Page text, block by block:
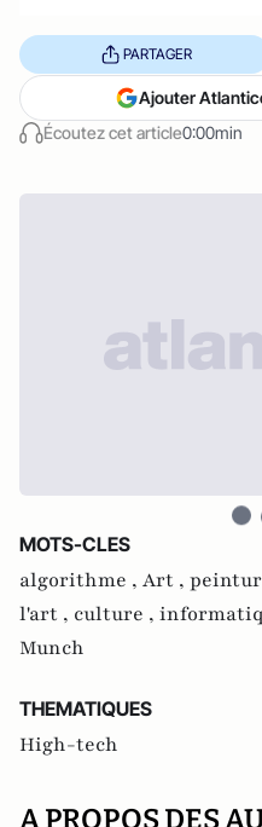
Écoutez cet article0:00min
PARTAGER
Ajouter
MOTS-CLES
algorithme , Art ,
l'art , culture ,
Munch
THEMATIQUES
High-tech
A PROPOS DES